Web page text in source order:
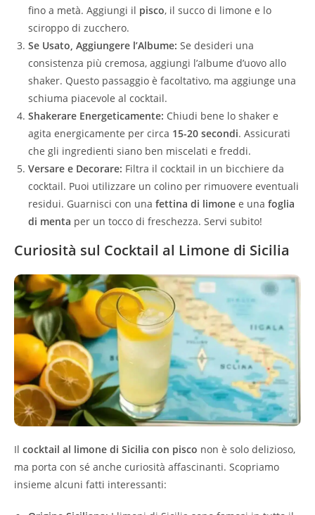
fino a metà. Aggiungi il pisco, il succo di limone e lo
sciroppo di zucchero.
Se Usato, Aggiungere l’Albume: Se desideri una
consistenza più cremosa, aggiungi l’albume d’uovo allo
shaker. Questo passaggio è facoltativo, ma aggiunge una
schiuma piacevole al cocktail.
Shakerare Energeticamente: Chiudi bene lo shaker e
agita energicamente per circa 15-20 secondi. Assicurati
che gli ingredienti siano ben miscelati e freddi.
Versare e Decorare: Filtra il cocktail in un bicchiere da
cocktail. Puoi utilizzare un colino per rimuovere eventuali
residui. Guarnisci con una fettina di limone e una foglia
di menta per un tocco di freschezza. Servi subito!
Curiosità sul Cocktail al Limone di Sicilia
Il cocktail al limone di Sicilia con pisco non è solo delizioso,
ma porta con sé anche curiosità affascinanti. Scopriamo
insieme alcuni fatti interessanti: